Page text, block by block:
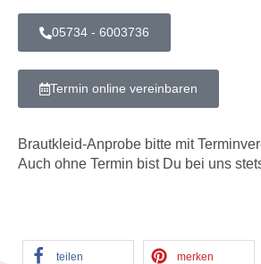
05734 - 6003736
Termin online vereinbaren
Brautkleid-Anprobe bitte mit
Auch ohne Termin bist Du bei uns
teilen merken